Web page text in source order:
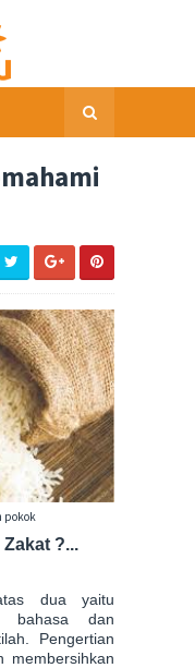
pokok
?...
dua yaitu
bahasa dan
Pengertian
membersihkan